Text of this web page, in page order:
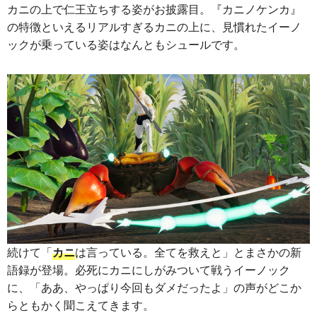
カニの上で仁王立ちする姿がお披露目。『カニノケンカ』
の特徴といえるリアルすぎるカニの上に、見慣れたイーノ
ックが乗っている姿はなんともシュールです。
続けて「カニは言っている。全てを救えと」とまさかの新
語録が登場。必死にカニにしがみついて戦うイーノック
に、「ああ、やっぱり今回もダメだったよ」の声がどこか
らともかく聞こえてきます。